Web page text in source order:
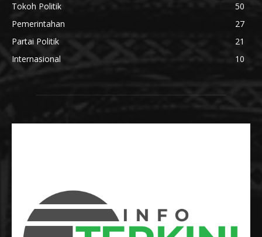
Tokoh Politik
50
Pemerintahan
27
Partai Politik
21
Internasional
10